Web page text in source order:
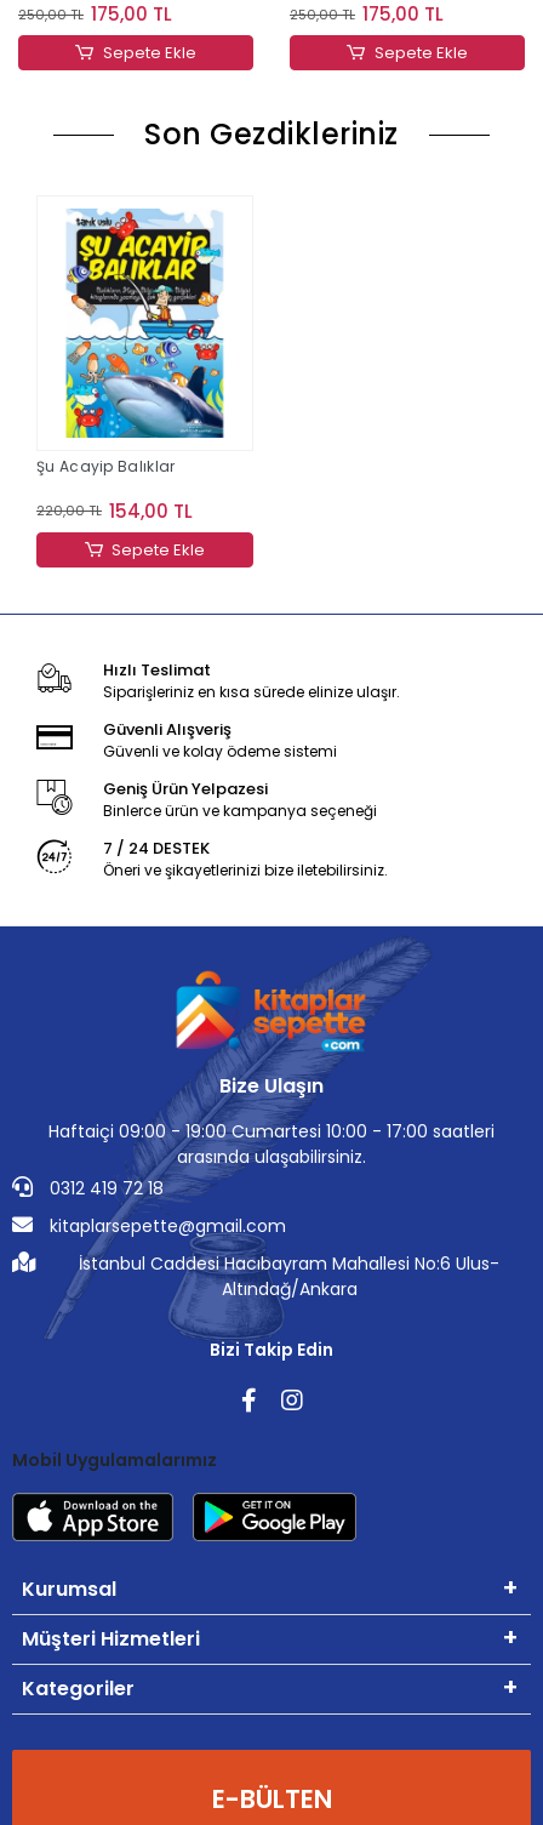
250,00 TL 175,00 TL
Sepete Ekle
250,00 TL 175,00 TL
Sepete Ekle
Son Gezdikleriniz
Şu Acayip Balıklar
220,00 TL 154,00 TL
Sepete Ekle
Hızlı Teslimat
Siparişleriniz en kısa sürede elinize ulaşır.
Güvenli Alışveriş
Güvenli ve kolay ödeme sistemi
Geniş Ürün Yelpazesi
Binlerce ürün ve kampanya seçeneği
7 / 24 DESTEK
Öneri ve şikayetlerinizi bize iletebilirsiniz.
Bize Ulaşın
Haftaiçi 09:00 - 19:00 Cumartesi 10:00 - 17:00 saatleri
arasında ulaşabilirsiniz.
0312 419 72 18
kitaplarsepette@gmail.com
İstanbul Caddesi Hacıbayram Mahallesi No:6 Ulus-
Altındağ/Ankara
Bizi Takip Edin
Mobil Uygulamalarımız
Kurumsal
Müşteri Hizmetleri
Kategoriler
E-BÜLTEN